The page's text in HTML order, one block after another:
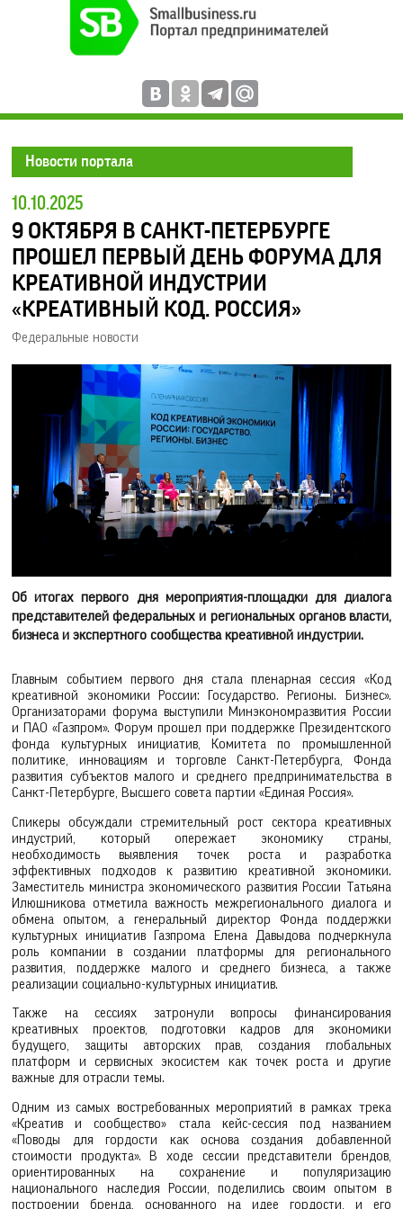
Новости портала
10.10.2025
9 ОКТЯБРЯ В САНКТ-ПЕТЕРБУРГЕ
ПРОШЕЛ ПЕРВЫЙ ДЕНЬ ФОРУМА ДЛЯ
КРЕАТИВНОЙ ИНДУСТРИИ
«КРЕАТИВНЫЙ КОД. РОССИЯ»
Федеральные новости
Об итогах первого дня мероприятия-площадки для диалога
представителей федеральных и региональных органов власти,
бизнеса и экспертного сообщества креативной индустрии.
Главным событием первого дня стала пленарная сессия «Код
креативной экономики России: Государство. Регионы. Бизнес».
Организаторами форума выступили Минэкономразвития России
и ПАО «Газпром». Форум прошел при поддержке Президентского
фонда культурных инициатив, Комитета по промышленной
политике, инновациям и торговле Санкт-Петербурга, Фонда
развития субъектов малого и среднего предпринимательства в
Санкт-Петербурге, Высшего совета партии «Единая Россия».
Спикеры обсуждали стремительный рост сектора креативных
индустрий, который опережает экономику страны,
необходимость выявления точек роста и разработка
эффективных подходов к развитию креативной экономики.
Заместитель министра экономического развития России Татьяна
Илюшникова отметила важность межрегионального диалога и
обмена опытом, а генеральный директор Фонда поддержки
культурных инициатив Газпрома Елена Давыдова подчеркнула
роль компании в создании платформы для регионального
развития, поддержке малого и среднего бизнеса, а также
реализации социально-культурных инициатив.
Также на сессиях затронули вопросы финансирования
креативных проектов, подготовки кадров для экономики
будущего, защиты авторских прав, создания глобальных
платформ и сервисных экосистем как точек роста и другие
важные для отрасли темы.
Одним из самых востребованных мероприятий в рамках трека
«Креатив и сообщество» стала кейс-сессия под названием
«Поводы для гордости как основа создания добавленной
стоимости продукта». В ходе сессии представители брендов,
ориентированных на сохранение и популяризацию
национального наследия России, поделились своим опытом в
построении бренда, основанного на идее гордости, и его